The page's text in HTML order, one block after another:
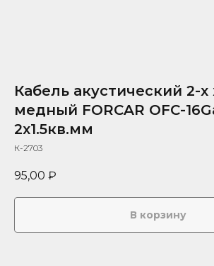
Кабель акустический 2-
медный FORCAR OFC-
2х1.5кв.мм
К-2703
95,00 ₽
В корзину